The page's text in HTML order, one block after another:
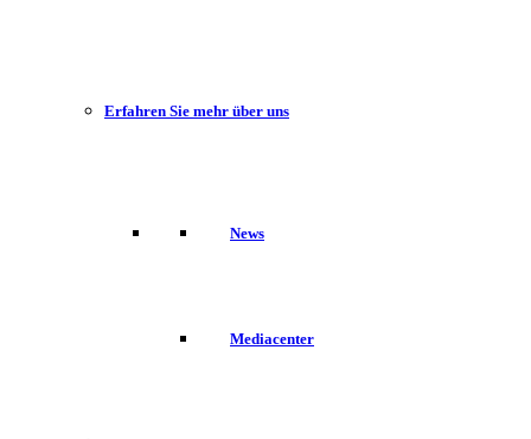
Erfahren Sie mehr über uns
News
Mediacenter